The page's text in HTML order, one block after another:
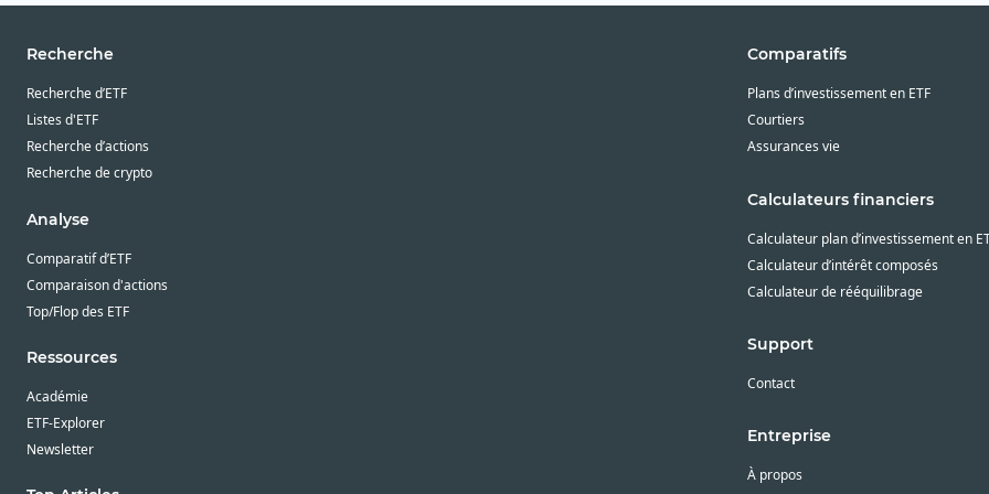
Santé
Semi-conducteurs
Terres rares
Uranium
Recherche
Recherche d’ETF
Listes d'ETF
Recherche d’actions
Recherche de crypto
Analyse
Comparatif d’ETF
Comparaison d'actions
Top/Flop des ETF
Ressources
Académie
ETF-Explorer
Newsletter
Comparatifs
Plans d’investissement en ETF
Courtiers
Assurances vie
Calculateurs financiers
Calculateur plan d’investissement en
Calculateur d’intérêt composés
Calculateur de rééquilibrage
Support
Contact
Entreprise
À propos